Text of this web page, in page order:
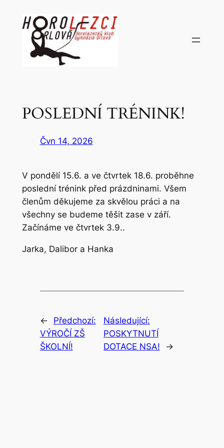
POSLEDNÍ TRÉNINK!
Čvn 14, 2026
V pondělí 15.6. a ve čtvrtek 18.6. proběhne
poslední trénink před prázdninami. Všem
členům děkujeme za skvělou práci a na
všechny se budeme těšit zase v září.
Začínáme ve čtvrtek 3.9..
Jarka, Dalibor a Hanka
←
Předchozí:
VÝROČÍ ZŠ
ŠKOLNÍ!
Následující:
POSKYTNUTÍ
DOTACE NSA!
→